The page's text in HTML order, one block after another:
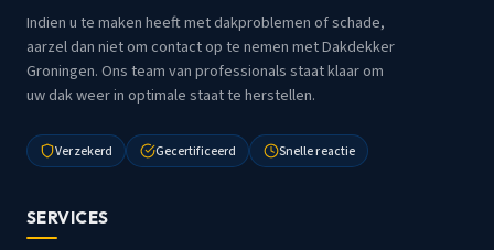
Indien u te maken heeft met dakproblemen of schade,
aarzel dan niet om contact op te nemen met Dakdekker
Groningen. Ons team van professionals staat klaar om
uw dak weer in optimale staat te herstellen.
Verzekerd Gecertificeerd Snelle reactie
SERVICES